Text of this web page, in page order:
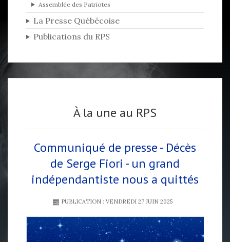
Assemblée des Patriotes
La Presse Québécoise
Publications du RPS
À la une au RPS
Communiqué de presse - Décès
de Serge Fiori - un grand
indépendantiste nous a quittés
PUBLICATION : VENDREDI 27 JUIN 2025